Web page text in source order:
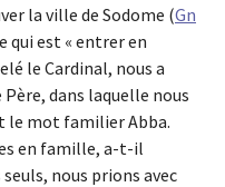
la ville de Sodome (Gn
qui est « entrer en
le Cardinal, nous a
dans laquelle nous
le mot familier Abba.
en famille, a-t-il
nous prions avec